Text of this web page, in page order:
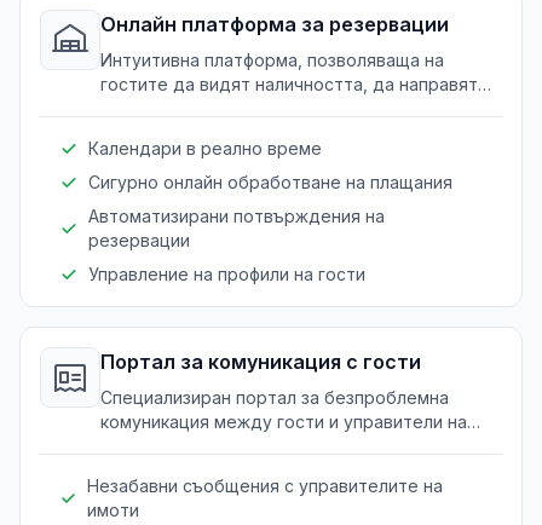
Онлайн платформа за резервации
Интуитивна платформа, позволяваща на
гостите да видят наличността, да направят
Календари в реално време
Сигурно онлайн обработване на плащания
Автоматизирани потвърждения на
резервации
Управление на профили на гости
Портал за комуникация с гости
Специализиран портал за безпроблемна
комуникация между гости и управители на
Незабавни съобщения с управителите на
имоти